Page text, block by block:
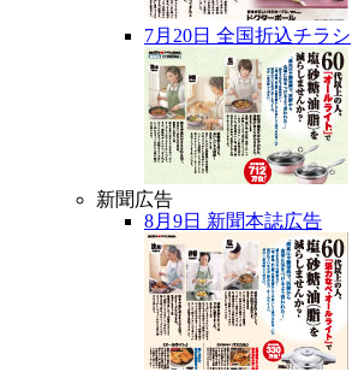
7月20日 全国折込チラシ
新聞広告
8月9日 新聞本誌広告